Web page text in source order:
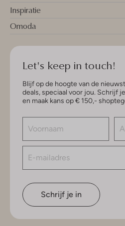
Inspiratie
Omoda
Let's keep in touch!
Blijf op de hoogte van de
deals, speciaal voor jou. Schrijf
en maak kans op € 150,-
Schrijf je in